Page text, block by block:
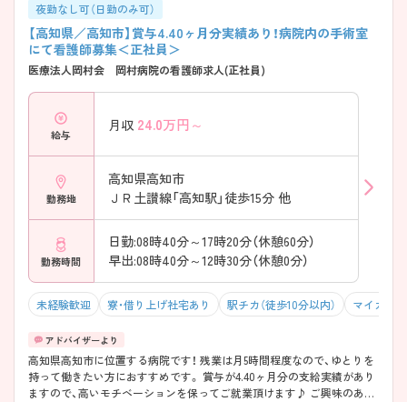
夜勤なし可（日勤のみ可）
【高知県／高知市】賞与4.40ヶ月分実績あり！病院内の手術室
にて看護師募集＜正社員＞
医療法人岡村会 岡村病院の看護師求人(正社員)
給与
月収 24.0万円～
勤務地
高知県高知市
ＪＲ土讃線「高知駅」徒歩15分 他
勤務時間
日勤:08時40分～17時20分（休憩60分）
早出:08時40分～12時30分（休憩0分）
未経験歓迎 寮・借り上げ社宅あり 駅チカ（徒歩10分以内） マイカー
高知県高知市に位置する病院です！ 残業は月5時間程度なので、ゆとりを
持って働きたい方におすすめです。 賞与が4.40ヶ月分の支給実績があり
ますので、高いモチベーションを保ってご就業頂けます♪ ご興味のある